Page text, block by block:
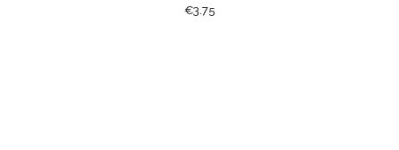
€3.75